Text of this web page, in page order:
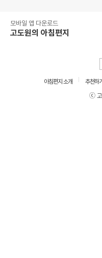
모바일 앱 다운로드
고도원의 아침편지
아침편지 소개 추천하기
ⓒ 고